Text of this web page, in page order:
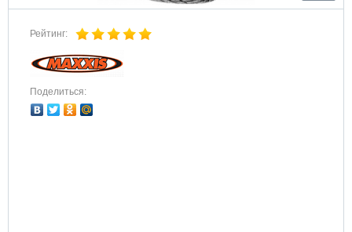
Рейтинг:
Поделиться: